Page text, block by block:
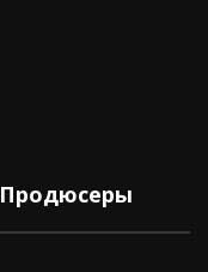
Продюсеры